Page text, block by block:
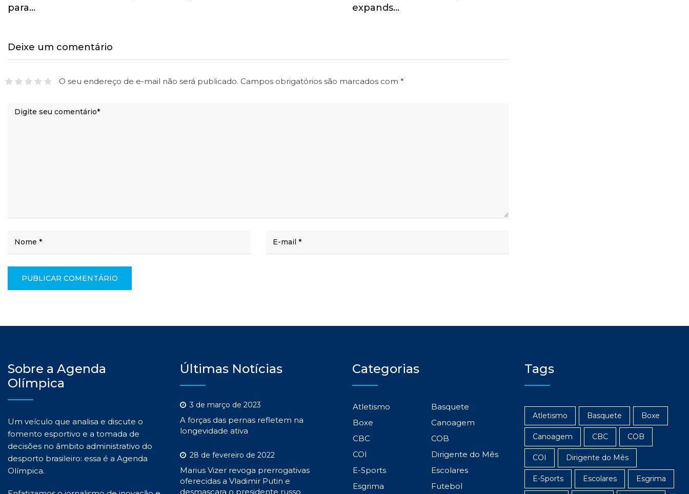
para…
expands…
Deixe um comentário
O seu endereço de e-mail não será publicado. Campos obrigatórios são marcados com *
Sobre a Agenda
Olímpica
Um veículo que analisa e discute o
fomento esportivo e a tomada de
decisões no âmbito administrativo do
desporto brasileiro: essa é a Agenda
Olímpica.
Últimas Notícias
3 de março de 2023
A forças das pernas refletem na
longevidade ativa
28 de fevereiro de 2022
Marius Vizer revoga prerrogativas
oferecidas a Vladimir Putin e
desmascara o presidente russo
Categorias
Atletismo
Basquete
Boxe
Canoagem
CBC
COB
COI
Dirigente do Mês
E-Sports
Escolares
Esgrima
Futebol
Tags
Atletismo Basquete Boxe
Canoagem CBC COB
COI Dirigente do Mês
E-Sports Escolares Esgrima